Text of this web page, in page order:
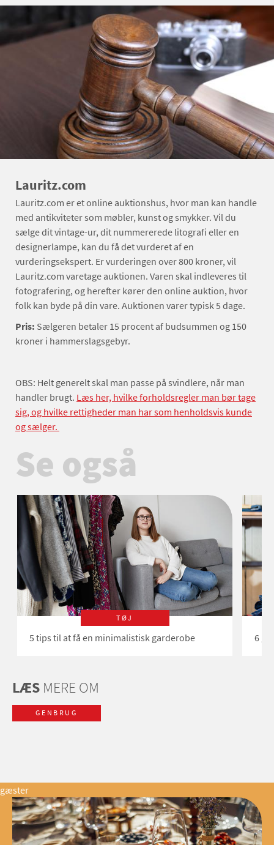
Lauritz.com
Lauritz.com er et online auktionshus, hvor man kan handle
med antikviteter som møbler, kunst og smykker. Vil du
sælge dit vintage-ur, dit nummererede litografi eller en
designerlampe, kan du få det vurderet af en
vurderingsekspert. Er vurderingen over 800 kroner, vil
Lauritz.com varetage auktionen. Varen skal indleveres til
fotografering, og herefter kører den online auktion, hvor
folk kan byde på din vare. Auktionen varer typisk 5 dage.
Pris: Sælgeren betaler 15 procent af budsummen og 150
kroner i hammerslagsgebyr.
OBS: Helt generelt skal man passe på svindlere, når man
handler brugt. Læs her, hvilke forholdsregler man bør tage
sig, og hvilke rettigheder man har som henholdsvis kunde
og sælger.
Se også
TØJ
5 tips til at få en minimalistisk garderobe 6
LÆS MERE OM
GENBRUG
gæster